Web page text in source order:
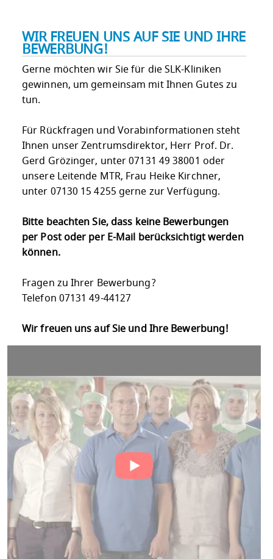
WIR FREUEN UNS AUF SIE UND IHRE
BEWERBUNG!
Gerne möchten wir Sie für die SLK-Kliniken
gewinnen, um gemeinsam mit Ihnen Gutes zu
tun.
Für Rückfragen und Vorabinformationen steht
Ihnen unser Zentrumsdirektor, Herr Prof. Dr.
Gerd Grözinger, unter 07131 49 38001 oder
unsere Leitende MTR, Frau Heike Kirchner,
unter 07130 15 4255 gerne zur Verfügung.
Bitte beachten Sie, dass keine Bewerbungen
per Post oder per E-Mail berücksichtigt werden
können.
Fragen zu Ihrer Bewerbung?
Telefon 07131 49-44127
Wir freuen uns auf Sie und Ihre Bewerbung!